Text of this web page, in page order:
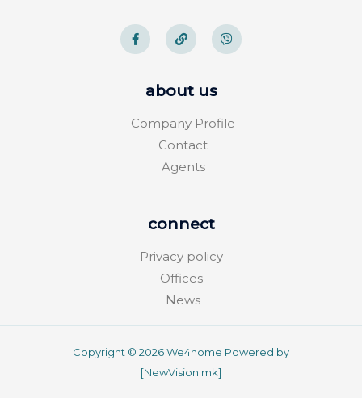
about us
Company Profile
Contact
Agents
connect
Privacy policy
Offices
News
Copyright © 2026 We4home Powered by
[NewVision.mk]